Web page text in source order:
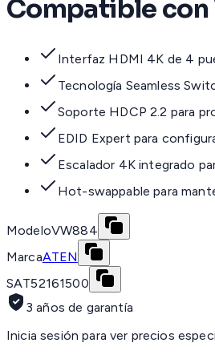
Compatible
Interfaz HDMI 4K de 4
Tecnología Seamless
Soporte HDCP 2.2 para
EDID Expert para
Escalador 4K integrado
Hot-swappable para
ModeloVW884
MarcaATEN
SAT52161500
3 años de garantía
Inicia sesión para ver precios